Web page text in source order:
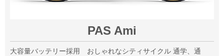
PAS Ami
大容量バッテリー採用 おしゃれなシティサイクル 通学、通